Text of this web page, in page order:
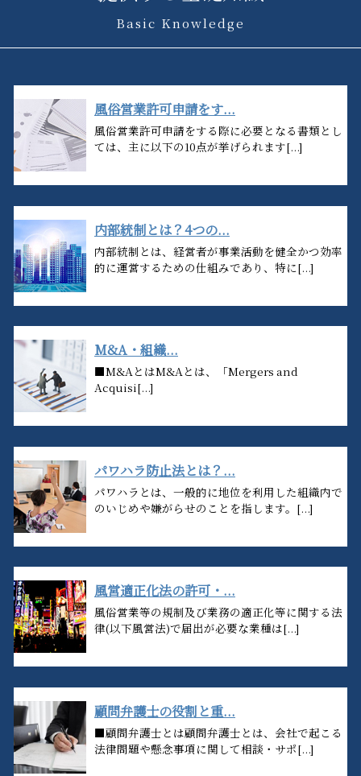
Basic Knowledge
風俗営業許可申請をす...
風俗営業許可申請をする際に必要となる書類とし
ては、主に以下の10点が挙げられます[...]
内部統制とは？4つの...
内部統制とは、経営者が事業活動を健全かつ効率
的に運営するための仕組みであり、特に[...]
M&A・組織...
■M&AとはM&Aとは、「Mergers and
Acquisi[...]
パワハラ防止法とは？...
パワハラとは、一般的に地位を利用した組織内で
のいじめや嫌がらせのことを指します。[...]
風営適正化法の許可・...
風俗営業等の規制及び業務の適正化等に関する法
律(以下風営法)で届出が必要な業種は[...]
顧問弁護士の役割と重...
■顧問弁護士とは顧問弁護士とは、会社で起こる
法律問題や懸念事項に関して相談・サポ[...]